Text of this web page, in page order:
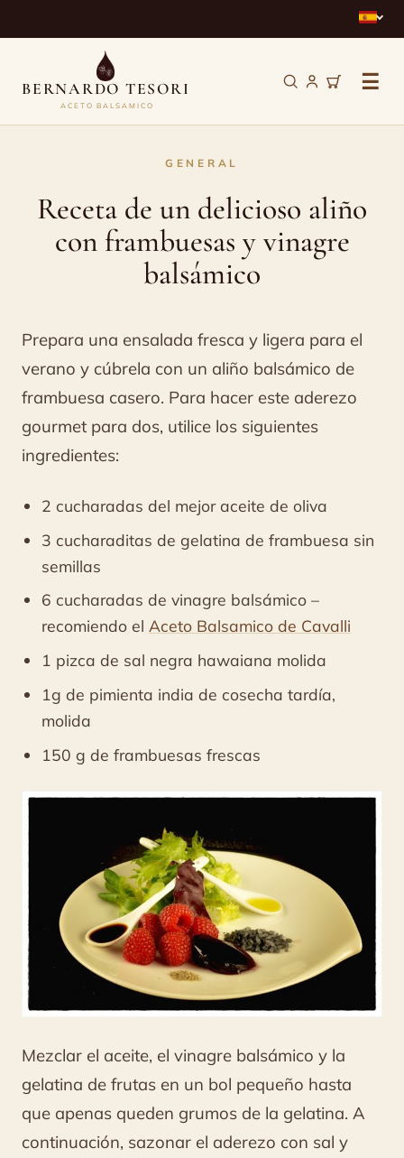
BERNARDO TESORI
ACETO BALSAMICO
☰
delicioso
frambuesas
vinagre
balsámico
GENERAL
Receta de un delicioso aliño
con frambuesas y vinagre
balsámico
Prepara una ensalada fresca y ligera para el
verano y cúbrela con un aliño balsámico de
frambuesa casero. Para hacer este aderezo
gourmet para dos, utilice los siguientes
ingredientes:
2 cucharadas del mejor aceite de oliva
3 cucharaditas de gelatina de frambuesa sin
semillas
6 cucharadas de vinagre balsámico –
recomiendo el Aceto Balsamico de Cavalli
1 pizca de sal negra hawaiana molida
1g de pimienta india de cosecha tardía,
molida
150 g de frambuesas frescas
Mezclar el aceite, el vinagre balsámico y la
gelatina de frutas en un bol pequeño hasta
que apenas queden grumos de la gelatina. A
continuación, sazonar el aderezo con sal y